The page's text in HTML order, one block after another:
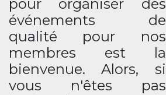
pour organiser des
événements de
qualité pour nos
membres est la
bienvenue. Alors, si
vous n'êtes pas